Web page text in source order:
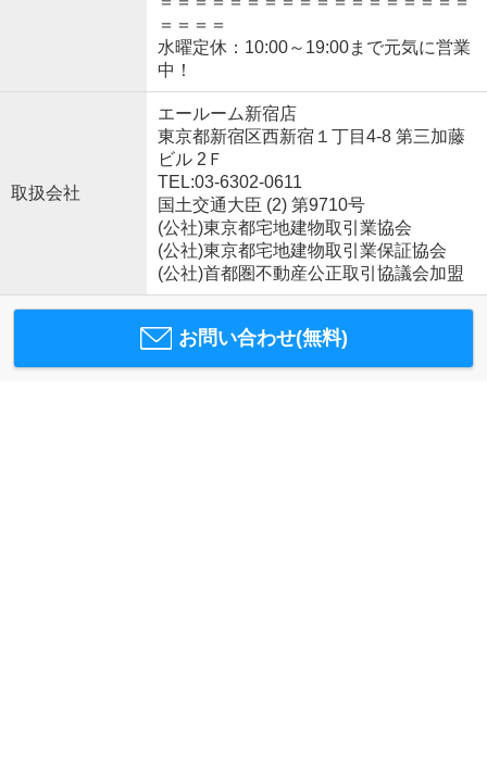
＝＝＝＝
水曜定休：10:00～19:00まで元気に営業
中！
取扱会社
エールーム新宿店
東京都新宿区西新宿１丁目4-8 第三加藤
ビル 2Ｆ
TEL:03-6302-0611
国土交通大臣 (2) 第9710号
(公社)東京都宅地建物取引業協会
(公社)東京都宅地建物取引業保証協会
(公社)首都圏不動産公正取引協議会加盟
お問い合わせ(無料)